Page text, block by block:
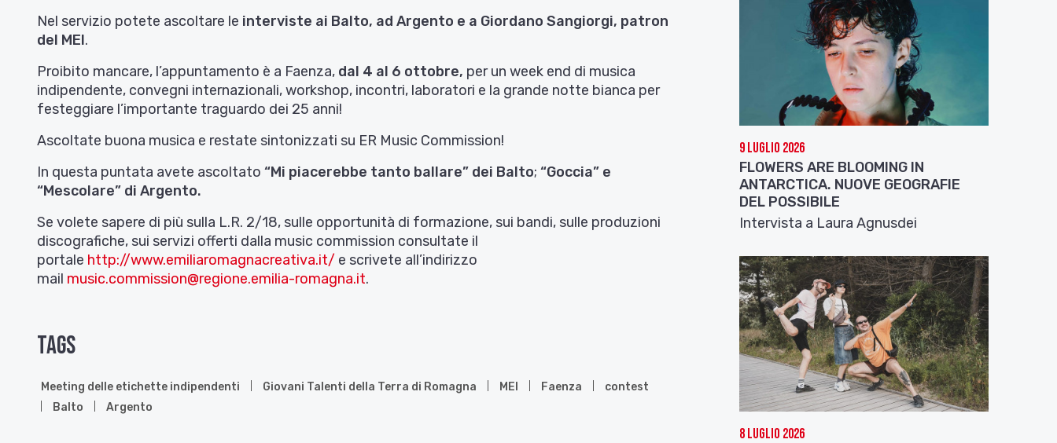
Nel servizio potete ascoltare le interviste ai Balto, ad Argento e a Giordano Sangiorgi, patron
del MEI.
Proibito mancare, l’appuntamento è a Faenza, dal 4 al 6 ottobre, per un week end di musica
indipendente, convegni internazionali, workshop, incontri, laboratori e la grande notte bianca per
festeggiare l’importante traguardo dei 25 anni!
Ascoltate buona musica e restate sintonizzati su ER Music Commission!
In questa puntata avete ascoltato “Mi piacerebbe tanto ballare” dei Balto; “Goccia” e
“Mescolare” di Argento.
Se volete sapere di più sulla L.R. 2/18, sulle opportunità di formazione, sui bandi, sulle produzioni
discografiche, sui servizi offerti dalla music commission consultate il
portale http://www.emiliaromagnacreativa.it/ e scrivete all’indirizzo
mail music.commission@regione.emilia-romagna.it.
Tags
Meeting delle etichette indipendenti Giovani Talenti della Terra di Romagna MEI Faenza
contest
Balto
Argento
9 Luglio 2026
FLOWERS ARE BLOOMING IN
ANTARCTICA. NUOVE GEOGRAFIE
DEL POSSIBILE
Intervista a Laura Agnusdei
8 Luglio 2026